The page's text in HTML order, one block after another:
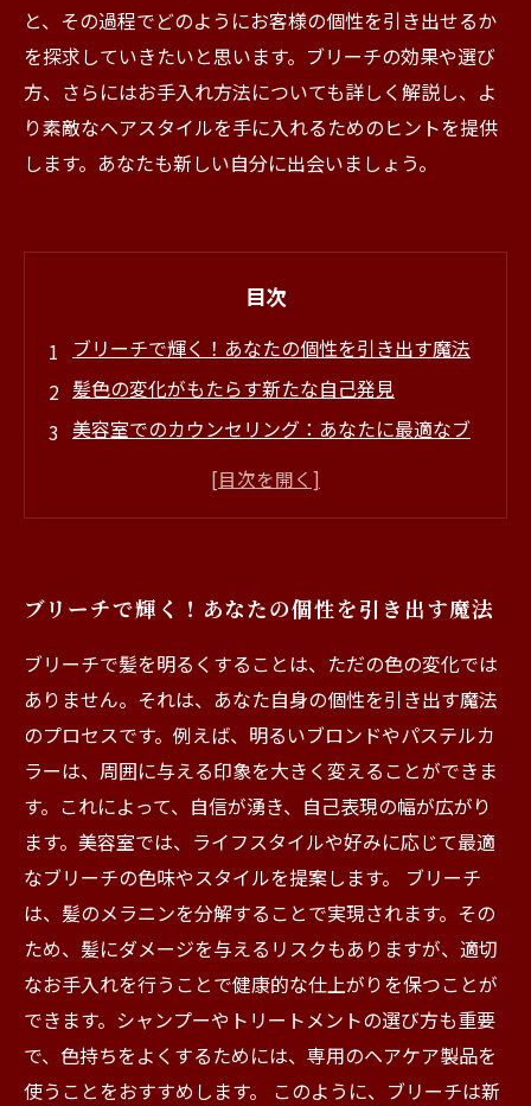
と、その過程でどのようにお客様の個性を引き出せるか
を探求していきたいと思います。ブリーチの効果や選び
方、さらにはお手入れ方法についても詳しく解説し、よ
り素敵なヘアスタイルを手に入れるためのヒントを提供
します。あなたも新しい自分に出会いましょう。
目次
ブリーチで輝く！あなたの個性を引き出す魔法
髪色の変化がもたらす新たな自己発見
美容室でのカウンセリング：あなたに最適なブ
の楽しみ方
周囲の反応が変わる！ブリーチ後の自信を手に
入れよう
新しい自分に出会うためのブリーチの旅：自分
をもっと好きになる方法
ブリーチで輝く！あなたの個性を引き出す魔法
ブリーチで髪を明るくすることは、ただの色の変化では
ありません。それは、あなた自身の個性を引き出す魔法
のプロセスです。例えば、明るいブロンドやパステルカ
ラーは、周囲に与える印象を大きく変えることができま
す。これによって、自信が湧き、自己表現の幅が広がり
ます。美容室では、ライフスタイルや好みに応じて最適
なブリーチの色味やスタイルを提案します。 ブリーチ
は、髪のメラニンを分解することで実現されます。その
ため、髪にダメージを与えるリスクもありますが、適切
なお手入れを行うことで健康的な仕上がりを保つことが
できます。シャンプーやトリートメントの選び方も重要
で、色持ちをよくするためには、専用のヘアケア製品を
使うことをおすすめします。 このように、ブリーチは新